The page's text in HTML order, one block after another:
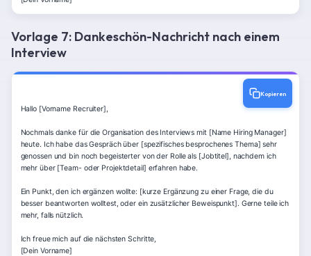
Vorlage 7: Dankeschön-Nachricht nach einem
Interview
Kopieren
Hallo [Vorname Recruiter],
Nochmals danke für die Organisation des Interviews mit [Name Hiring Manager]
heute. Ich habe das Gespräch über [spezifisches besprochenes Thema] sehr
genossen und bin noch begeisterter von der Rolle als [Jobtitel], nachdem ich
mehr über [Team- oder Projektdetail] erfahren habe.
Ein Punkt, den ich ergänzen wollte: [kurze Ergänzung zu einer Frage, die du
besser beantworten wolltest, oder ein zusätzlicher Beweispunkt]. Gerne teile ich
mehr, falls nützlich.
Ich freue mich auf die nächsten Schritte,
[Dein Vorname]